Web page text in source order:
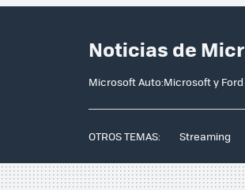
Noticias de
Microsoft Auto:Microsoft y
OTROS TEMAS: Streaming